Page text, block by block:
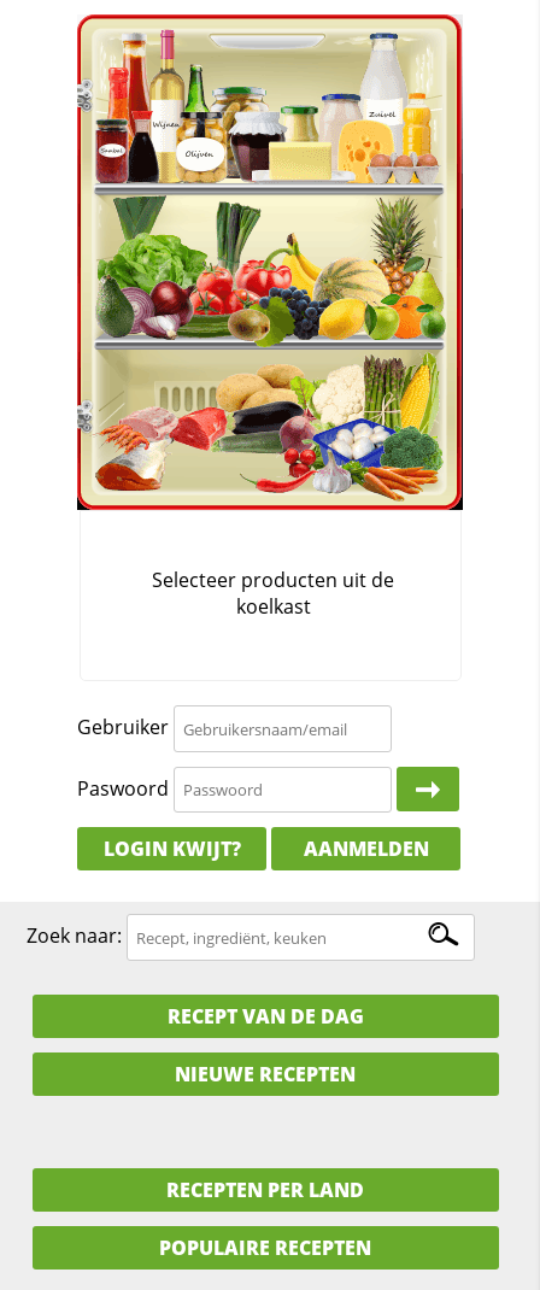
Gebruiker
Paswoord
LOGIN KWIJT? AANMELDEN
Zoek naar:
RECEPT VAN DE DAG
NIEUWE RECEPTEN
RECEPTEN PER LAND
POPULAIRE RECEPTEN